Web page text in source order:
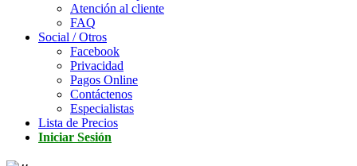
Atención al cliente
FAQ
Social / Otros
Facebook
Privacidad
Pagos Online
Contáctenos
Especialistas
Lista de Precios
Iniciar Sesión